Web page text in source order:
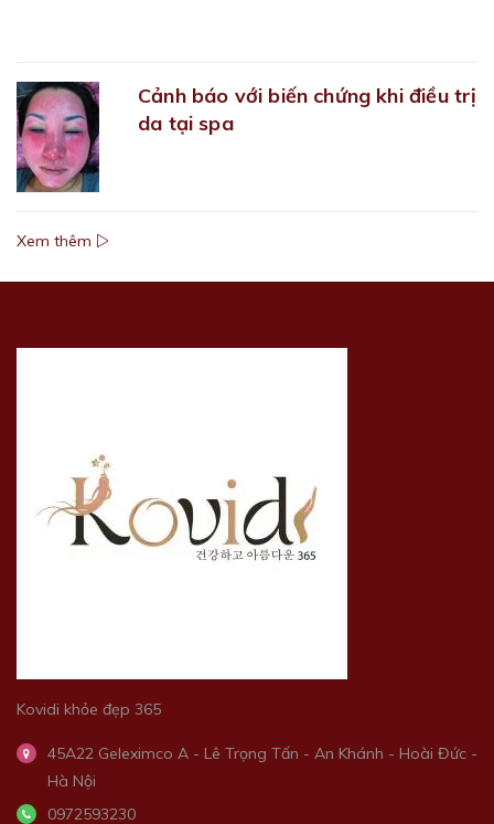
Cảnh báo với biến chứng khi điều trị
da tại spa
Xem thêm
Kovidi khỏe đẹp 365
45A22 Geleximco A - Lê Trọng Tấn - An Khánh - Hoài Đức -
Hà Nội
0972593230